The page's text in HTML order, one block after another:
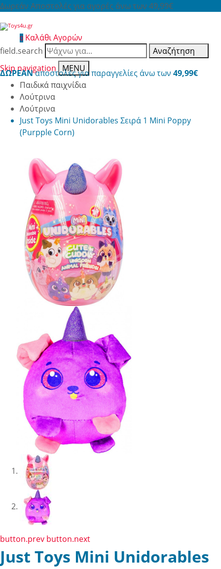
Δωρεάν Αποστολές για αγορές άνω των 49,99€
0 Καλάθι Αγορών
field.search
Αναζήτηση
Skip navigation
MENU
ΔΩΡΕΑΝαποστολές για παραγγελίες άνω των 49,99€
Παιδικά παιχνίδια
Λούτρινα
Λούτρινα
Just Toys Mini Unidorables Σειρά 1 Mini Poppy
(Purpple Corn)
button.prev button.next
Just Toys Mini Unidorables